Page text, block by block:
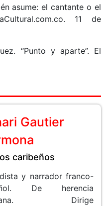
asume: el cantante o el
11 de
“Punto y aparte”. El
Gautier
caribeños
y narrador franco-
De herencia
Dirige